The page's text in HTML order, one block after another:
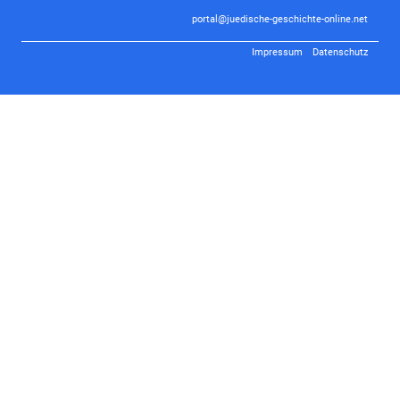
portal@juedische-geschichte-online.net
Impressum Datenschutz